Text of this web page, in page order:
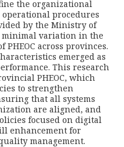
the organizational
procedures
by the Ministry of
variation in the
across provinces.
emerged as
This research
PHEOC, which
to strengthen
that all systems
are aligned, and
focused on digital
enhancement for
management.